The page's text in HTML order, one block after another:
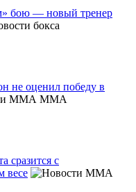
бою — новый тренер
не оценил победу в
MMA
сразится с
весе